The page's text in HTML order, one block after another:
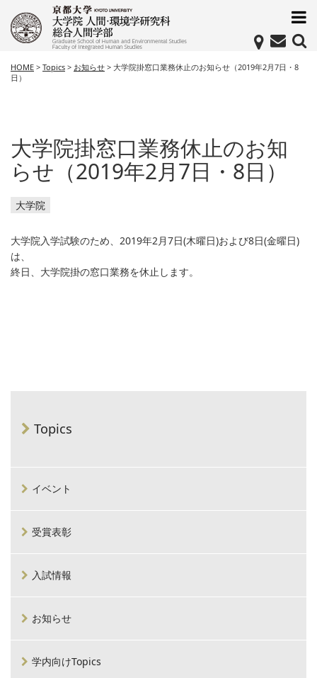
HOME > Topics > お知らせ > 大学院掛窓口業務休止のお知らせ（2019年2月7日・8
日）
大学院掛窓口業務休止のお知
らせ（2019年2月7日・8日）
大学院
大学院入学試験のため、2019年2月7日(木曜日)および8日(金曜日)
は、
終日、大学院掛の窓口業務を休止します。
Topics
イベント
受賞表彰
入試情報
お知らせ
学内向けTopics